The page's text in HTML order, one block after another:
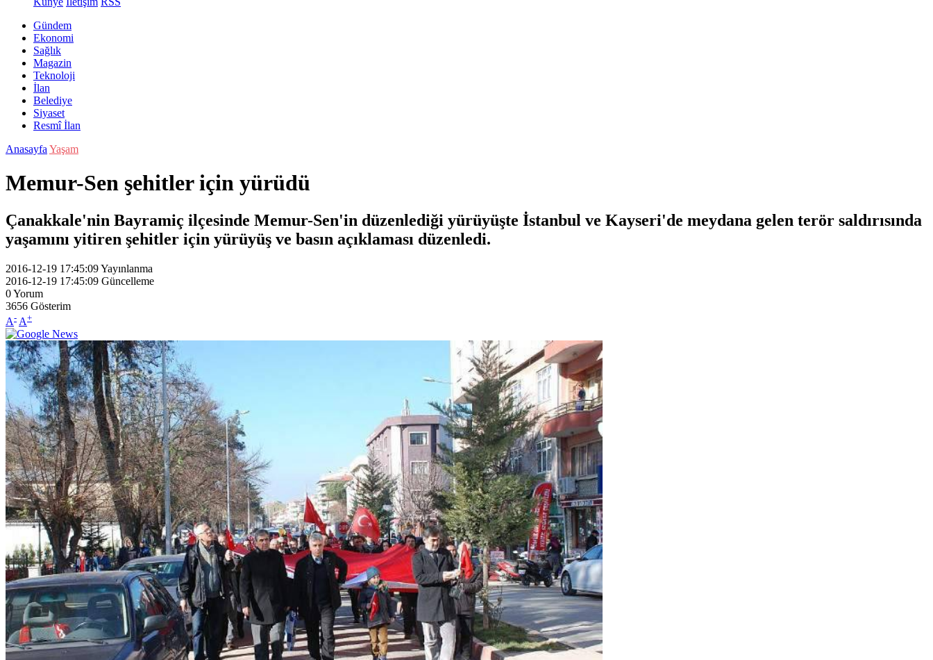
Gündem
Ekonomi
Sağlık
Magazin
Teknoloji
İlan
Belediye
Siyaset
Resmî İlan
Anasayfa Yaşam
Memur-Sen şehitler için yürüdü
Çanakkale'nin Bayramiç ilçesinde Memur-Sen'in düzenlediği yürüyüşte İstanbul ve Kayseri'de meydana gelen terör saldırısında
yaşamını yitiren şehitler için yürüyüş ve basın açıklaması düzenledi.
2016-12-19 17:45:09Yayınlanma
2016-12-19 17:45:09 Güncelleme
0Yorum
3656 Gösterim
A- A+